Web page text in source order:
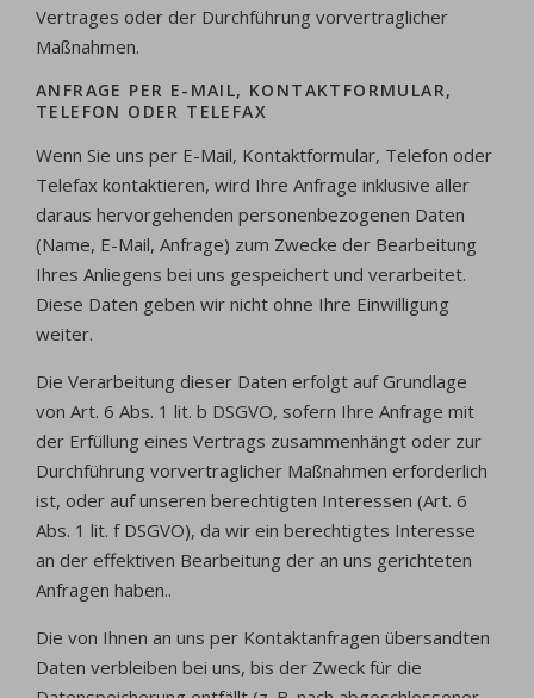
Vertrages oder der Durchführung vorvertraglicher
Maßnahmen.
ANFRAGE PER E-MAIL, KONTAKTFORMULAR,
TELEFON ODER TELEFAX
Wenn Sie uns per E-Mail, Kontaktformular, Telefon oder
Telefax kontaktieren, wird Ihre Anfrage inklusive aller
daraus hervorgehenden personenbezogenen Daten
(Name, E-Mail, Anfrage) zum Zwecke der Bearbeitung
Ihres Anliegens bei uns gespeichert und verarbeitet.
Diese Daten geben wir nicht ohne Ihre Einwilligung
weiter.
Die Verarbeitung dieser Daten erfolgt auf Grundlage
von Art. 6 Abs. 1 lit. b DSGVO, sofern Ihre Anfrage mit
der Erfüllung eines Vertrags zusammenhängt oder zur
Durchführung vorvertraglicher Maßnahmen erforderlich
ist, oder auf unseren berechtigten Interessen (Art. 6
Abs. 1 lit. f DSGVO), da wir ein berechtigtes Interesse
an der effektiven Bearbeitung der an uns gerichteten
Anfragen haben..
Die von Ihnen an uns per Kontaktanfragen übersandten
Daten verbleiben bei uns, bis der Zweck für die